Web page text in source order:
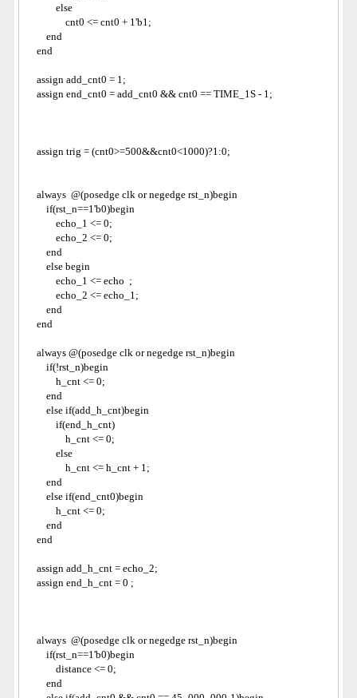
else
cnt0 <= cnt0 + 1'b1;
end
end
assign add_cnt0 = 1;
assign end_cnt0 = add_cnt0 && cnt0 == TIME_1S - 1;
assign trig = (cnt0>=500&&cnt0<1000)?1:0;
always  @(posedge clk or negedge rst_n)begin
if(rst_n==1'b0)begin
echo_1 <= 0;
echo_2 <= 0;
end
else begin
echo_1 <= echo  ;
echo_2 <= echo_1;
end
end
always @(posedge clk or negedge rst_n)begin
if(!rst_n)begin
h_cnt <= 0;
end
else if(add_h_cnt)begin
if(end_h_cnt)
h_cnt <= 0;
else
h_cnt <= h_cnt + 1;
end
else if(end_cnt0)begin
h_cnt <= 0;
end
end
assign add_h_cnt = echo_2;
assign end_h_cnt = 0 ;
always  @(posedge clk or negedge rst_n)begin
if(rst_n==1'b0)begin
distance <= 0;
end